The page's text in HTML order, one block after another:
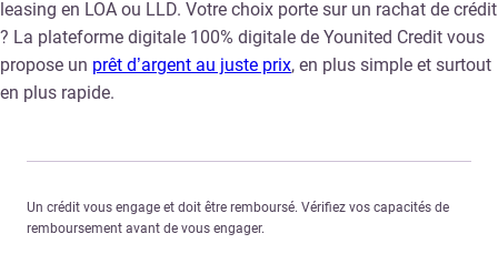
leasing en LOA ou LLD. Votre choix porte sur un rachat de crédit
? La plateforme digitale 100% digitale de Younited Credit vous
propose un prêt d’argent au juste prix, en plus simple et surtout
en plus rapide.
Un crédit vous engage et doit être remboursé. Vérifiez vos capacités de
remboursement avant de vous engager.